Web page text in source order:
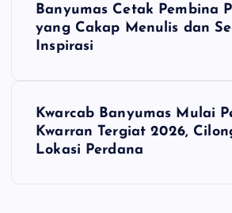
Banyumas Cetak Pembina
yang Cakap Menulis dan
Inspirasi
Kwarcab Banyumas Mulai
Kwarran Tergiat 2026,
Lokasi Perdana